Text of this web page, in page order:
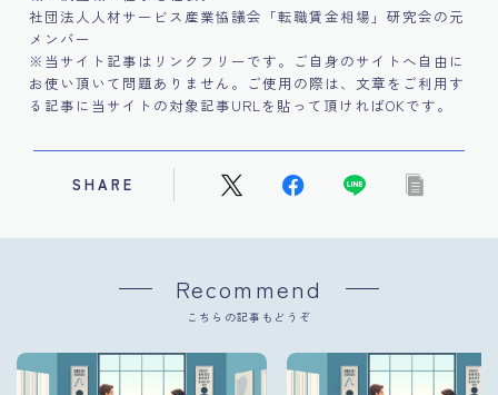
社団法人人材サービス産業協議会「転職賃金相場」研究会の元
メンバー
※当サイト記事はリンクフリーです。ご自身のサイトへ自由に
お使い頂いて問題ありません。ご使用の際は、文章をご利用す
る記事に当サイトの対象記事URLを貼って頂ければOKです。
SHARE
Recommend
こちらの記事もどうぞ